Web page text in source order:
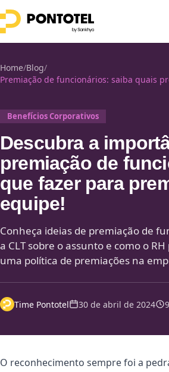
Home/Blog/
Premiação de funcionários: saiba quais
Benefícios Corporativos
Descubra a
premiação de
que fazer para
equipe!
Conheça ideias de premiação de
a CLT sobre o assunto e como o
uma política de premiações na
Time Pontotel 30 de abril de 2024
O reconhecimento sempre foi a